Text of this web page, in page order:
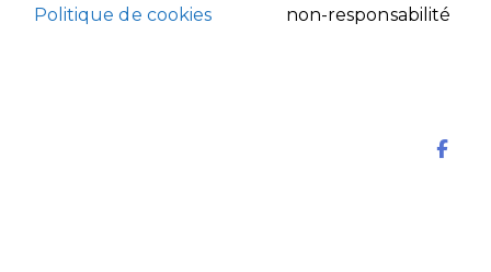
Politique de cookies
non-responsabilité